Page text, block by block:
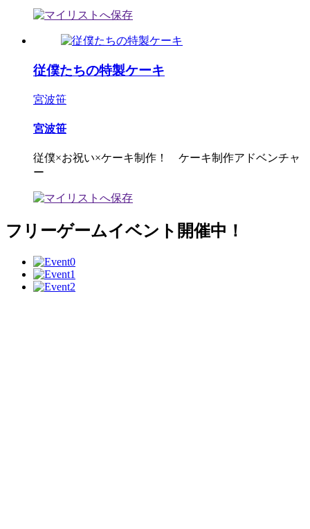
従僕たちの特製ケーキ
宮波笹
宮波笹
従僕×お祝い×ケーキ制作！ ケーキ制作アドベンチャ
ー
フリーゲームイベント開催中！